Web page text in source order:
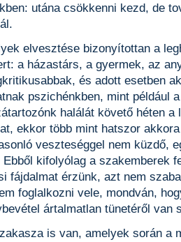
utána csökkenni kezd, de
elvesztése bizonyítottan a
a házastárs, a gyermek, az
és adott esetben
pszichénkben, mint például
halálát követő héten a
ekkor több mint hatszor
veszteséggel nem küzdő,
kifolyólag a szakemberek
fájdalmat érzünk, azt nem
foglalkozni vele, mondván,
ártalmatlan tünetéről van
is van, amelyek során a